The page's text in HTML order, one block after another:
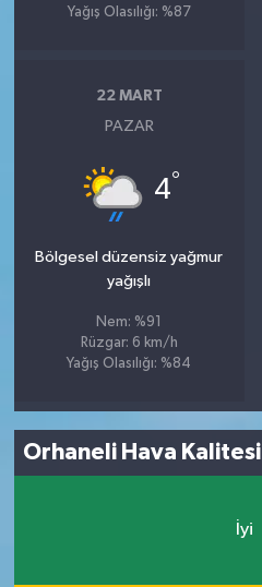
Yağış Olasılığı: %87
22 MART
PAZAR
4°
Bölgesel düzensiz yağmur
yağışlı
Nem: %91
Rüzgar: 6 km/h
Yağış Olasılığı: %84
Orhaneli Hava Kalitesi
İyi